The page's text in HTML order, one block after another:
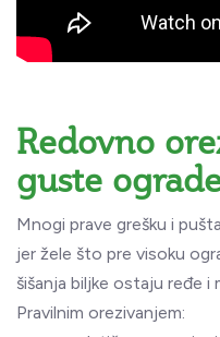
Redovno
guste
Mnogi prave grešku i
jer žele što pre visoku
šišanja biljke ostaju ređe i
Pravilnim orezivanjem: